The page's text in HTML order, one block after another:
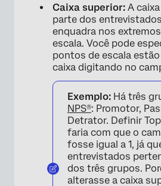
Caixa superior: A
parte dos
enquadra nos
escala. Você pode
pontos de escala
caixa digitando no
Exemplo: Há três
NPS®: Promotor,
Detrator. Definir
faria com que o
fosse igual a 1, já
entrevistados
dos três grupos.
alterasse a caixa